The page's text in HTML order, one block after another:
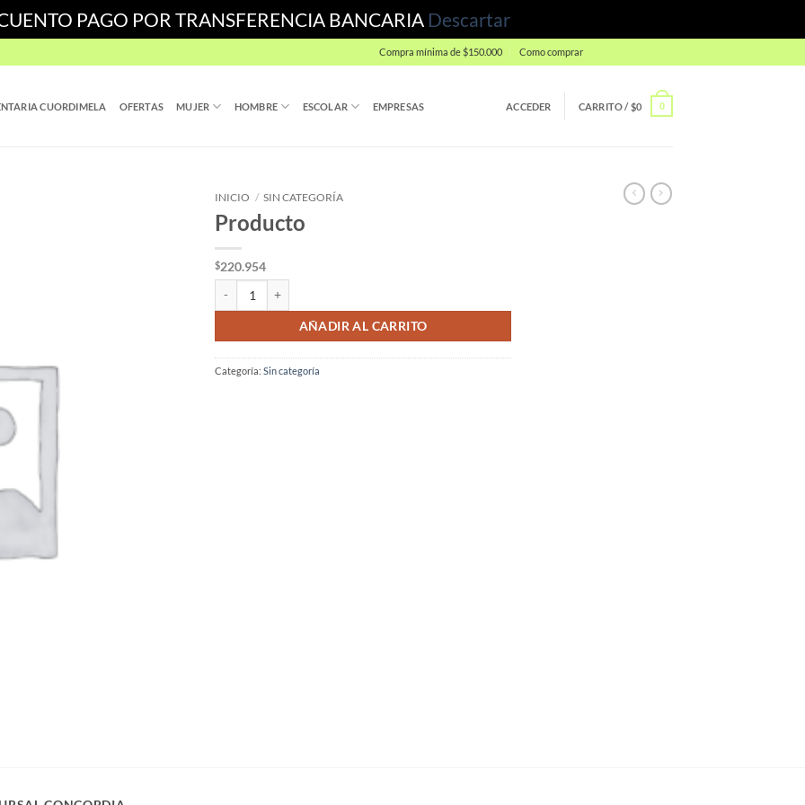
PAGO POR TRANSFERENCIA BANCARIA Descartar
Compra mínima de $150.000 Como comprar
CUORDIMELA OFERTAS MUJER HOMBRE ESCOLAR EMPRESAS ACCEDER CARRITO /$0 0
INICIO / SIN CATEGORÍA
Producto
$220.954
AÑADIR AL CARRITO
Categoría: Sin categoría